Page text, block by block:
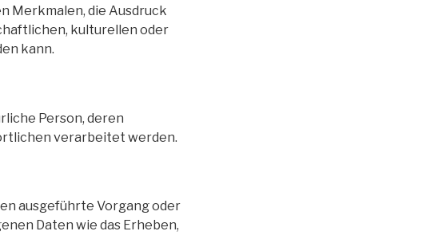
Merkmalen, die Ausdruck
kulturellen oder
kann.
Person, deren
verarbeitet werden.
ausgeführte Vorgang oder
Daten wie das Erheben,